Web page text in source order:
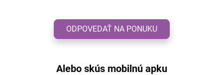
ODPOVEDAŤ NA PONUKU
Alebo skús mobilnú apku